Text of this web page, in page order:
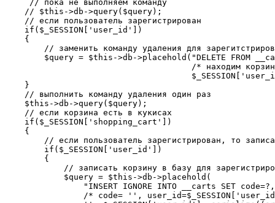
     // пока не выполняем команду
    // $this->db->query($query);
    // если пользователь зарегистрирован
    if($_SESSION['user_id'])
    {
// заменить команду удаления для
$query = $this->db->placehold("DELETE FROM
/* находим
    }
    // выполнить команду удаления один раз
    $this->db->query($query);
    // если корзина есть в кукисах
    if($_SESSION['shopping_cart'])
    {
// если пользователь зарегистрирован, то
        if($_SESSION['user_id'])
        {
// записать корзину в базу для
            $query = $this->db->placehold(
"INSERT IGNORE INTO __carts SET
/* code= '',